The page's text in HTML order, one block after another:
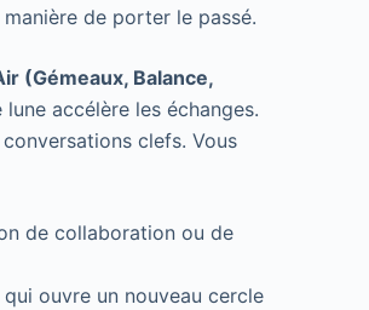
de porter le passé.
(Gémeaux, Balance,
lune accélère les échanges.
clefs. Vous
de collaboration ou de
ouvre un nouveau cercle